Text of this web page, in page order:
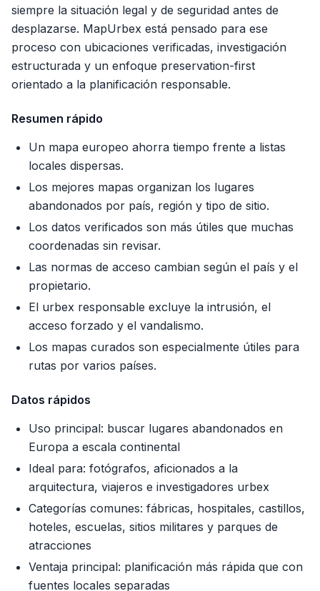
siempre la situación legal y de seguridad antes de
desplazarse. MapUrbex está pensado para ese
proceso con ubicaciones verificadas, investigación
estructurada y un enfoque preservation-first
orientado a la planificación responsable.
Resumen rápido
Un mapa europeo ahorra tiempo frente a listas
locales dispersas.
Los mejores mapas organizan los lugares
abandonados por país, región y tipo de sitio.
Los datos verificados son más útiles que muchas
coordenadas sin revisar.
Las normas de acceso cambian según el país y el
propietario.
El urbex responsable excluye la intrusión, el
acceso forzado y el vandalismo.
Los mapas curados son especialmente útiles para
rutas por varios países.
Datos rápidos
Uso principal: buscar lugares abandonados en
Europa a escala continental
Ideal para: fotógrafos, aficionados a la
arquitectura, viajeros e investigadores urbex
Categorías comunes: fábricas, hospitales, castillos,
hoteles, escuelas, sitios militares y parques de
atracciones
Ventaja principal: planificación más rápida que con
fuentes locales separadas